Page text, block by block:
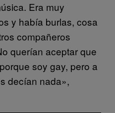
Era muy
y había burlas, cosa
compañeros
querían aceptar que
soy gay, pero a
decían nada»,